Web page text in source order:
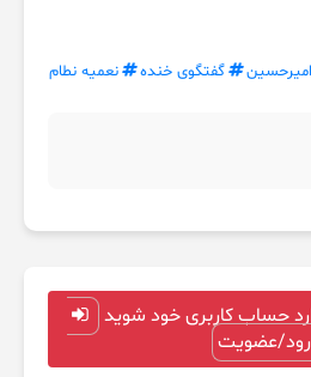
گفتگوی خنده نعمیه نطام
حساب کاربری خود شوید
عضویت